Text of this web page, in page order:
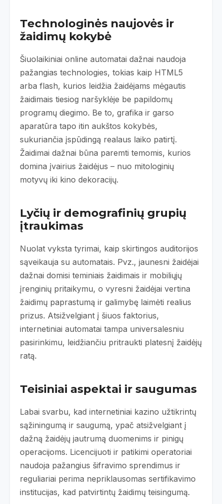
Technologinės naujovės ir
žaidimų kokybė
Šiuolaikiniai online automatai dažnai naudoja
pažangias technologies, tokias kaip HTML5
arba flash, kurios leidžia žaidėjams mėgautis
žaidimais tiesiog naršyklėje be papildomų
programų diegimo. Be to, grafika ir garso
aparatūra tapo itin aukštos kokybės,
sukuriančia įspūdingą realaus laiko patirtį.
Žaidimai dažnai būna paremti temomis, kurios
domina įvairius žaidėjus – nuo mitologinių
motyvų iki kino dekoracijų.
Lyčių ir demografinių grupių
įtraukimas
Nuolat vyksta tyrimai, kaip skirtingos auditorijos
sąveikauja su automatais. Pvz., jaunesni žaidėjai
dažnai domisi teminiais žaidimais ir mobiliųjų
įrenginių pritaikymu, o vyresni žaidėjai vertina
žaidimų paprastumą ir galimybę laimėti realius
prizus. Atsižvelgiant į šiuos faktorius,
internetiniai automatai tampa universalesniu
pasirinkimu, leidžiančiu pritraukti platesnį žaidėjų
ratą.
Teisiniai aspektai ir saugumas
Labai svarbu, kad internetiniai kazino užtikrintų
sąžiningumą ir saugumą, ypač atsižvelgiant į
dažną žaidėjų jautrumą duomenims ir pinigų
operacijoms. Licencijuoti ir patikimi operatoriai
naudoja pažangius šifravimo sprendimus ir
reguliariai perima nepriklausomas sertifikavimo
institucijas, kad patvirtintų žaidimų teisingumą.